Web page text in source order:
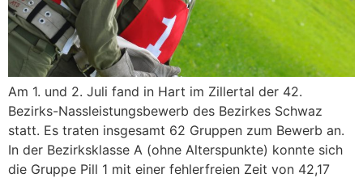
Am 1. und 2. Juli fand in Hart im Zillertal der 42.
Bezirks-Nassleistungsbewerb des Bezirkes Schwaz
statt. Es traten insgesamt 62 Gruppen zum Bewerb an.
In der Bezirksklasse A (ohne Alterspunkte) konnte sich
die Gruppe Pill 1 mit einer fehlerfreien Zeit von 42,17